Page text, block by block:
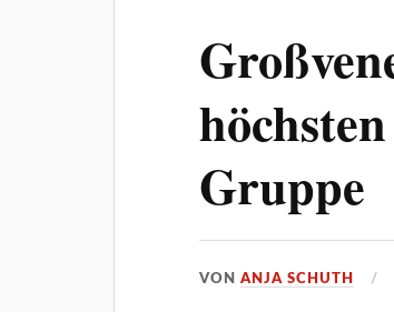
Gruppe
VONANJA SCHUTH